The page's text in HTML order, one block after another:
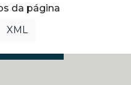
da página
XML